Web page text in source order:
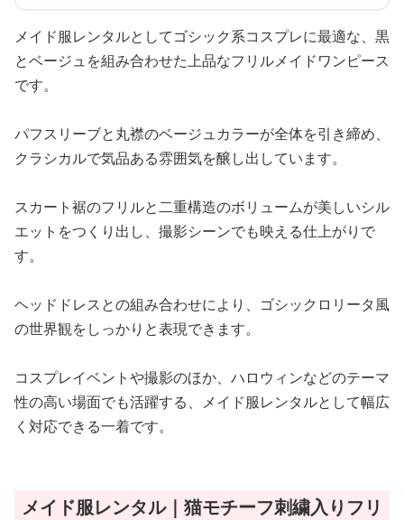
メイド服レンタルとしてゴシック系コスプレに最適な、黒
とベージュを組み合わせた上品なフリルメイドワンピース
です。
パフスリーブと丸襟のベージュカラーが全体を引き締め、
クラシカルで気品ある雰囲気を醸し出しています。
スカート裾のフリルと二重構造のボリュームが美しいシル
エットをつくり出し、撮影シーンでも映える仕上がりで
す。
ヘッドドレスとの組み合わせにより、ゴシックロリータ風
の世界観をしっかりと表現できます。
コスプレイベントや撮影のほか、ハロウィンなどのテーマ
性の高い場面でも活躍する、メイド服レンタルとして幅広
く対応できる一着です。
メイド服レンタル｜猫モチーフ刺繍入りフリ